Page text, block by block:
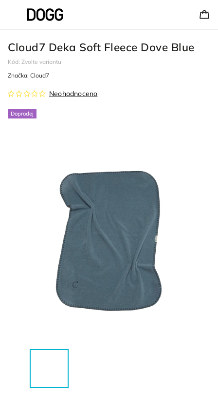
Cloud7 Deka Soft Fleece Dove Blue
Kód: Zvolte variantu
Doprodej
Neohodnoceno
Značka: Cloud7